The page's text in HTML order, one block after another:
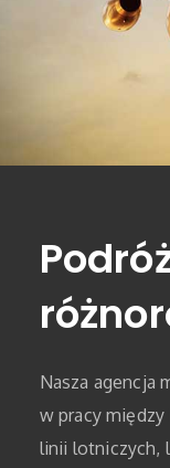
Nasza agencja
w pracy
linii lotniczych,